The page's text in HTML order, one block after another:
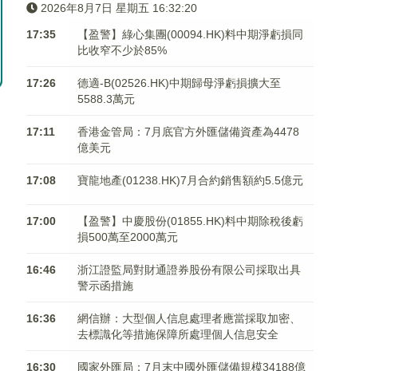
2026年8月7日 星期五 16:32:21
17:35
【盈警】綠心集團(00094.HK)料中期淨虧損同
比收窄不少於85%
17:26
德適-B(02526.HK)中期歸母淨虧損擴大至
5588.3萬元
17:11
香港金管局：7月底官方外匯儲備資產為4478
億美元
17:08 寶龍地產(01238.HK)7月合約銷售額約5.5億元
17:00
【盈警】中慶股份(01855.HK)料中期除稅後虧
損500萬至2000萬元
16:46
浙江證監局對財通證券股份有限公司採取出具
警示函措施
16:36
網信辦：大型個人信息處理者應當採取加密、
去標識化等措施保障所處理個人信息安全
16:30
國家外匯局：7月末中國外匯儲備規模34188億